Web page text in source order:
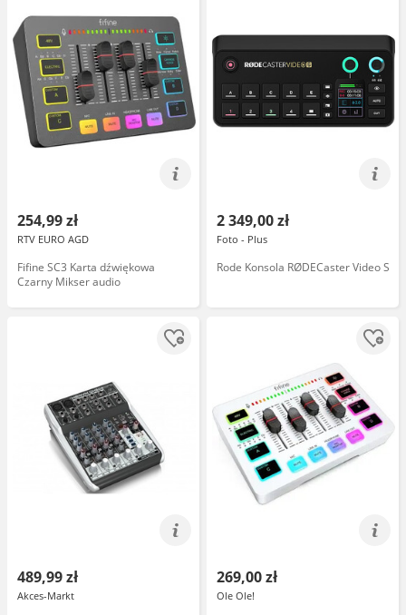
254,99 zł
RTV EURO AGD
Fifine SC3 Karta dźwiękowa
Czarny Mikser audio
2 349,00 zł
Foto - Plus
Rode Konsola RØDECaster Video S
489,99 zł
Akces-Markt
269,00 zł
Ole Ole!